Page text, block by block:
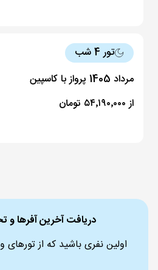
تور 4 شب
مرداد 1405 پرواز با کاسپین
از ۵۴٬۱۹۰٬۰۰۰ تومان
دریافت آخرین آفرها و
اولین نفری باشید که از